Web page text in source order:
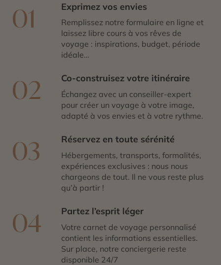
01 Exprimez vos envies
Remplissez notre formulaire en ligne et
laissez libre cours à vos rêves de
voyage : inspirations, budget, période
idéale…
02 Co-construisez votre itinéraire
Échangez avec un conseiller-expert
pour créer un voyage à votre image,
adapté à vos envies et à votre rythme.
03 Réservez en toute sérénité
Hébergements, transports, formalités,
expériences exclusives : nous nous
chargeons de tout. Il ne vous reste plus
qu’à partir !
04 Partez l’esprit léger
Votre carnet de voyage personnalisé
contient les informations essentielles.
Sur place, notre conciergerie reste
disponible 24/7